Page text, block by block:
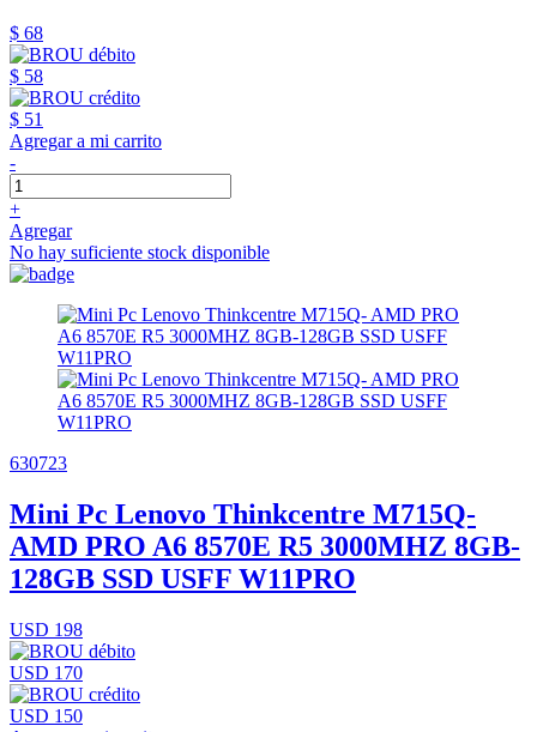
$ 68
$ 58
$ 51
Agregar a mi carrito
-
+
Agregar
No hay suficiente stock disponible
630723
Mini Pc Lenovo Thinkcentre M715Q-
AMD PRO A6 8570E R5 3000MHZ 8GB-
128GB SSD USFF W11PRO
USD 198
USD 170
USD 150